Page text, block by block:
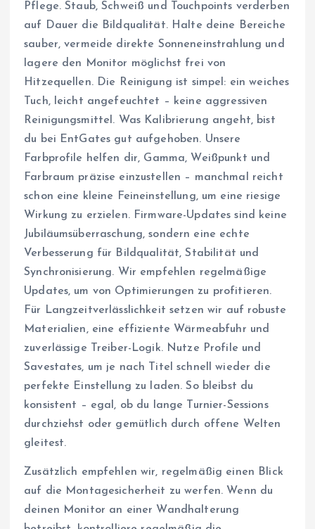
Pflege. Staub, Schweiß und Touchpoints verderben
auf Dauer die Bildqualität. Halte deine Bereiche
sauber, vermeide direkte Sonneneinstrahlung und
lagere den Monitor möglichst frei von
Hitzequellen. Die Reinigung ist simpel: ein weiches
Tuch, leicht angefeuchtet – keine aggressiven
Reinigungsmittel. Was Kalibrierung angeht, bist
du bei EntGates gut aufgehoben. Unsere
Farbprofile helfen dir, Gamma, Weißpunkt und
Farbraum präzise einzustellen – manchmal reicht
schon eine kleine Feineinstellung, um eine riesige
Wirkung zu erzielen. Firmware-Updates sind keine
Jubiläumsüberraschung, sondern eine echte
Verbesserung für Bildqualität, Stabilität und
Synchronisierung. Wir empfehlen regelmäßige
Updates, um von Optimierungen zu profitieren.
Für Langzeitverlässlichkeit setzen wir auf robuste
Materialien, eine effiziente Wärmeabfuhr und
zuverlässige Treiber-Logik. Nutze Profile und
Savestates, um je nach Titel schnell wieder die
perfekte Einstellung zu laden. So bleibst du
konsistent – egal, ob du lange Turnier-Sessions
durchziehst oder gemütlich durch offene Welten
gleitest.
Zusätzlich empfehlen wir, regelmäßig einen Blick
auf die Montagesicherheit zu werfen. Wenn du
deinen Monitor an einer Wandhalterung